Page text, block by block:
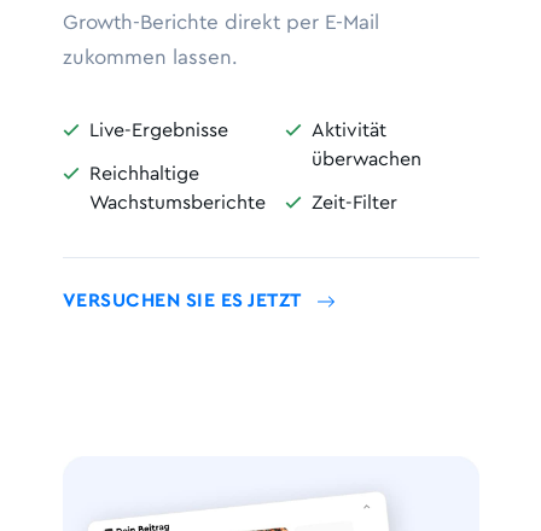
Growth-Berichte direkt per E-Mail
zukommen lassen.
 Live-Ergebnisse

Reichhaltige
Wachstumsberichte

Aktivität
überwachen
 Zeit-Filter
VERSUCHEN SIE ES JETZT